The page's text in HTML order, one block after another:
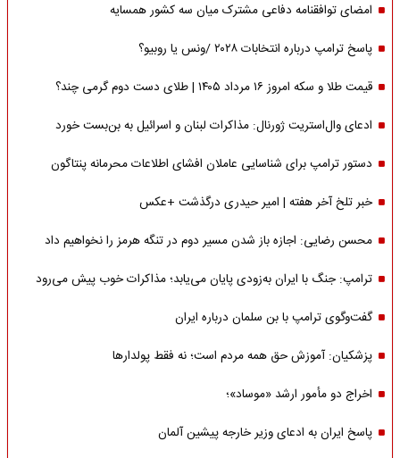
امضای توافقنامه دفاعی مشترک میان سه کشور همسایه
پاسخ ترامپ درباره انتخابات ۲۰۲۸ /ونس یا روبیو؟
قیمت طلا و سکه امروز ۱۶ مرداد ۱۴۰۵ | طلای دست دوم گرمی چند؟
ادعای وال‌استریت ژورنال: مذاکرات لبنان و اسرائیل به بن‌بست خورد
دستور ترامپ برای شناسایی عاملان افشای اطلاعات محرمانه پنتاگون
خبر تلخ آخر هفته | امیر حیدری درگذشت +عکس
محسن رضایی: اجازه باز شدن مسیر دوم در تنگه هرمز را نخواهیم داد
ترامپ: جنگ با ایران به‌زودی پایان می‌یابد؛ مذاکرات خوب پیش می‌رود
گفت‌وگوی ترامپ با بن سلمان درباره ایران
پزشکیان: آموزش حق همه مردم است؛ نه فقط پولدارها
اخراج دو مأمور ارشد «موساد»؛
پاسخ ایران به ادعای وزیر خارجه پیشین آلمان